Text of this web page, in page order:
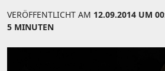
VERÖFFENTLICHT AM 12.09.2014 UM
5 MINUTEN